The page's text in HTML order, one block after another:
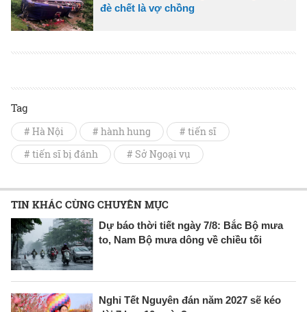
đè chết là vợ chồng
Tag
# Hà Nội # hành hung
# tiến sĩ
# tiến sĩ bị đánh
# Sở Ngoại vụ
TIN KHÁC CÙNG CHUYÊN MỤC
Dự báo thời tiết ngày 7/8: Bắc Bộ mưa
to, Nam Bộ mưa dông về chiều tối
Nghỉ Tết Nguyên đán năm 2027 sẽ kéo